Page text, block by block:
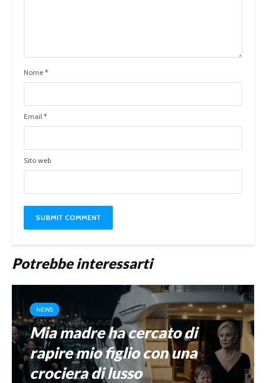
Nome *
Email *
Sito web
Potrebbe interessarti
NEWS
Mia madre ha cercato di
rapire mio figlio con una
crociera di lusso